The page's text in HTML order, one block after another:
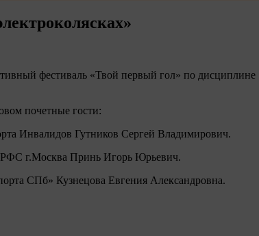
фестиваль «Твой первый гол» по
почетные гости:
Инвалидов Гутников Сергей Владимирович.
РФС г.Москва Принь Игорь Юрьевич.
СПб» Кузнецова Евгения Александровна.